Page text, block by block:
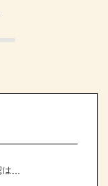
＼南の駅やえせ会議室の予約状況の確認はこちら！／